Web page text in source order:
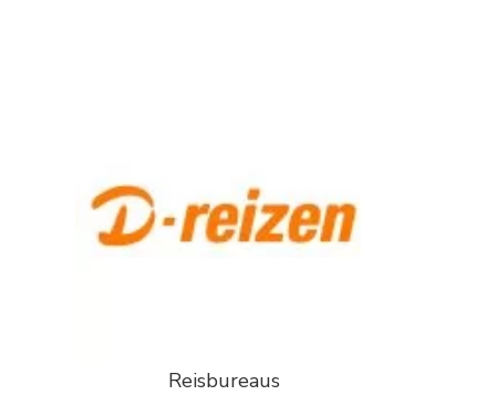
Reisbureaus